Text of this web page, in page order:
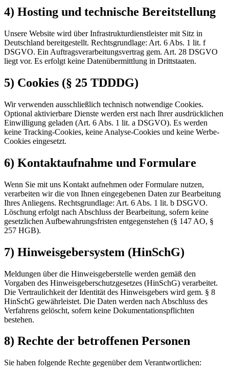
4) Hosting und technische Bereitstellung
Unsere Website wird über Infrastrukturdienstleister mit Sitz in
Deutschland bereitgestellt. Rechtsgrundlage: Art. 6 Abs. 1 lit. f
DSGVO. Ein Auftragsverarbeitungsvertrag gem. Art. 28 DSGVO
liegt vor. Es erfolgt keine Datenübermittlung in Drittstaaten.
5) Cookies (§ 25 TDDDG)
Wir verwenden ausschließlich technisch notwendige Cookies.
Optional aktivierbare Dienste werden erst nach Ihrer ausdrücklichen
Einwilligung geladen (Art. 6 Abs. 1 lit. a DSGVO). Es werden
keine Tracking-Cookies, keine Analyse-Cookies und keine Werbe-
Cookies eingesetzt.
6) Kontaktaufnahme und Formulare
Wenn Sie mit uns Kontakt aufnehmen oder Formulare nutzen,
verarbeiten wir die von Ihnen eingegebenen Daten zur Bearbeitung
Ihres Anliegens. Rechtsgrundlage: Art. 6 Abs. 1 lit. b DSGVO.
Löschung erfolgt nach Abschluss der Bearbeitung, sofern keine
gesetzlichen Aufbewahrungsfristen entgegenstehen (§ 147 AO, §
257 HGB).
7) Hinweisgebersystem (HinSchG)
Meldungen über die Hinweisgeberstelle werden gemäß den
Vorgaben des Hinweisgeberschutzgesetzes (HinSchG) verarbeitet.
Die Vertraulichkeit der Identität des Hinweisgebers wird gem. § 8
HinSchG gewährleistet. Die Daten werden nach Abschluss des
Verfahrens gelöscht, sofern keine Dokumentationspflichten
bestehen.
8) Rechte der betroffenen Personen
Sie haben folgende Rechte gegenüber dem Verantwortlichen: